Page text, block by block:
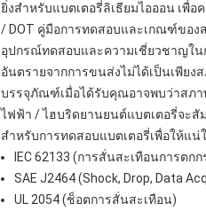
ยิ่งสำหรับแบตเตอรี่ลิเธียมไอออน เพื่อ
/ DOT คู่มือการทดสอบและเกณฑ์ของส
อุปกรณ์ทดสอบและความเชี่ยวชาญใน
อันตรายจากการขนส่งไม่ได้เป็นเพียง
บรรจุภัณฑ์เมื่อได้รับคุณอาจพบว่าสภา
ไฟฟ้า / ไฮบริดยานยนต์แบตเตอรี่จะ
สำหรับการทดสอบแบตเตอรี่เพื่อให้แน่
IEC 62133 (การสั่นสะเทือนการตก
SAE J2464 (Shock, Drop, Data
UL 2054 (ช็อตการสั่นสะเทือน)